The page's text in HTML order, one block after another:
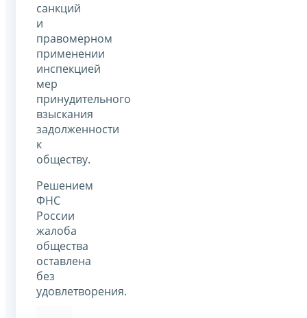
санкций
и
правомерном
применении
инспекцией
мер
принудительного
взыскания
задолженности
к
обществу.
Решением
ФНС
России
жалоба
общества
оставлена
без
удовлетворения.